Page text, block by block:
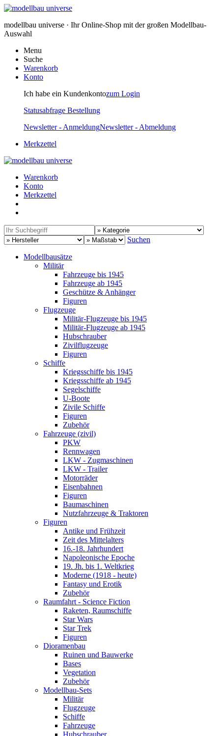
modellbau universe · Ihr Online-Shop mit der großen Modellbau-
Auswahl
Menu
Suche
Warenkorb
Konto
Ich habe ein Kundenkontozum Login
Statusabfrage Bestellung
Newsletter - AnmeldungNewsletter - Abmeldung
Merkzettel
Warenkorb
Konto
Merkzettel
Suchen
Modellbausätze
Militär
Fahrzeuge bis 1945
Fahrzeuge ab 1945
Geschütze & Anhänger
Figuren
Flugzeuge
Militär-Flugzeuge bis 1945
Militär-Flugzeuge ab 1945
Hubschrauber
Zivilflugzeuge
Figuren
Schiffe
Kriegsschiffe bis 1945
Kriegsschiffe ab 1945
Segelschiffe
U-Boote
Zivile Schiffe
Figuren
Zubehör
Fahrzeuge (zivil)
PKW
Rennwagen
LKW - Zugmaschinen
LKW - Trailer
Motorräder
Eisenbahnen
Figuren
Baumaschinen
Nutzfahrzeuge & Traktoren
Figuren
Antike und Frühzeit
Zeit des Mittelalters
16.-18. Jahrhundert
Napoleonische Epoche
19. Jh. bis 1. Weltkrieg
Moderne (1918 - heute)
Fantasy und Erotik
Zubehör
Raumfahrt - Science Fiction
Raketen, Raumschiffe
Star Wars
Star Trek
Figuren
Dioramenbau
Ruinen und Bauwerke
Bases
Vegetation
Zubehör
Modellbau-Sets
Militär
Flugzeuge
Schiffe
Fahrzeuge
Hubschrauber